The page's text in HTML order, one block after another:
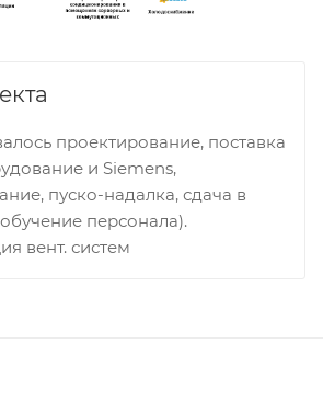
проектирование, поставка
и Siemens,
пуско-надалка, сдача в
персонала).
вент. систем